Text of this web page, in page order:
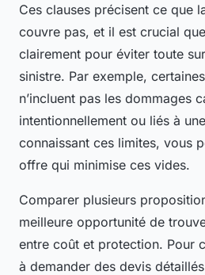
Ces clauses précisent ce que
couvre pas, et il est crucial
clairement pour éviter toute
sinistre. Par exemple,
n’incluent pas les dommages
intentionnellement ou liés à
connaissant ces limites, vous
offre qui minimise ces vides.
Comparer plusieurs
meilleure opportunité de
entre coût et protection. Pour
à demander des devis